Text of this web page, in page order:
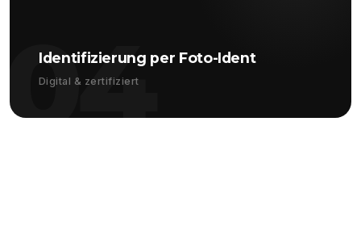
04
Identifizierung per Foto-Ident
Digital & zertifiziert